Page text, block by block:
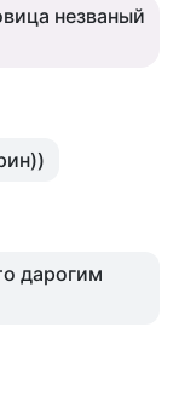
незваный
дарогим